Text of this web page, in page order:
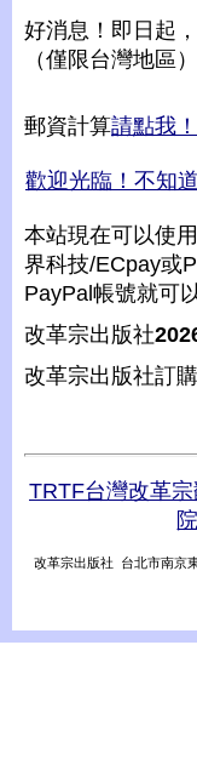
好消息！即日起
（僅限台灣地區）
郵資計算請點我！
歡迎光臨！不知
本站現在可以使
界科技/ECpay或
PayPal帳號就可
改革宗出版社
改革宗出版社訂
TRTF台灣改革
院
改革宗出版社 台北市南京